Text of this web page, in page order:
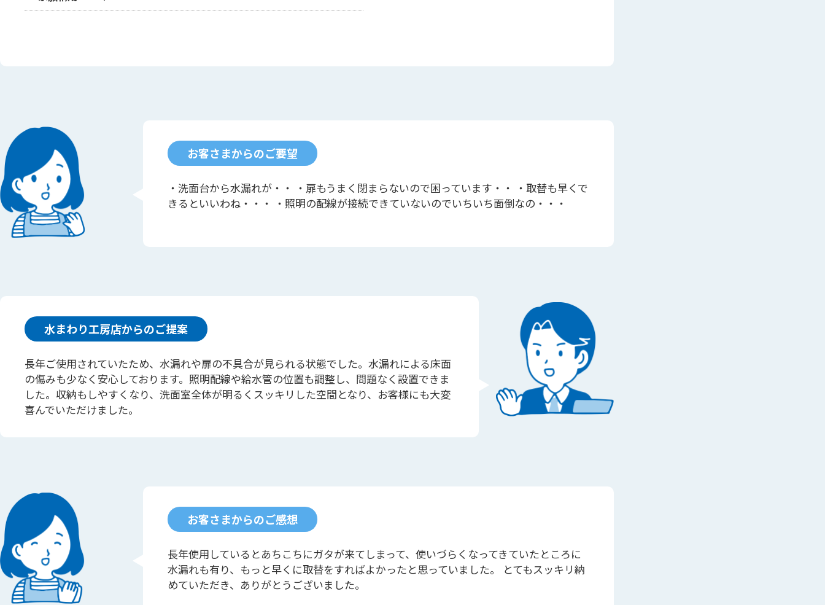
お客さまからのご要望
・洗面台から水漏れが・・ ・扉もうまく閉まらないので困っています・・ ・取替も早くで
きるといいわね・・・ ・照明の配線が接続できていないのでいちいち面倒なの・・・
水まわり工房店からのご提案
長年ご使用されていたため、水漏れや扉の不具合が見られる状態でした。水漏れによる床面
の傷みも少なく安心しております。照明配線や給水管の位置も調整し、問題なく設置できま
した。収納もしやすくなり、洗面室全体が明るくスッキリした空間となり、お客様にも大変
喜んでいただけました。
お客さまからのご感想
長年使用しているとあちこちにガタが来てしまって、使いづらくなってきていたところに
水漏れも有り、もっと早くに取替をすればよかったと思っていました。 とてもスッキリ納
めていただき、ありがとうございました。